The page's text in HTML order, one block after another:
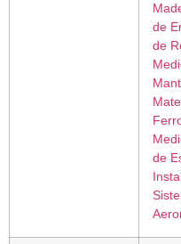
de
de
de